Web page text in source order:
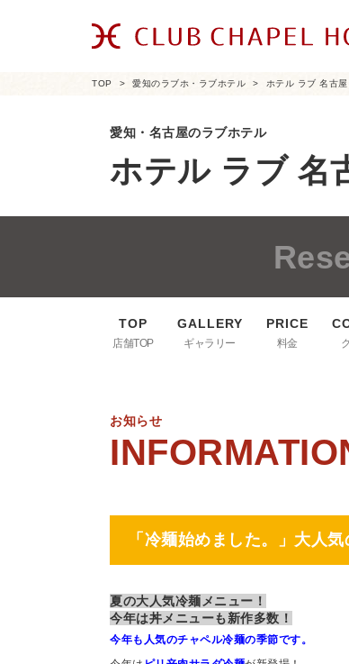
TOP 愛知のラブホ・ラブホテル ホテル ラブ 名古屋
愛知・名古屋のラブホテル
ホテル ラブ 名
店舗TOP ギャラリー 料金
お知らせ
「冷麺始めました。」大人
夏の大人気冷麺メニュー！
今年は丼メニューも新作多数！
今年も人気のチャペル冷麺の季節です。